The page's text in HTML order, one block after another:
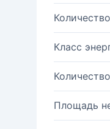
Класс
Площадь